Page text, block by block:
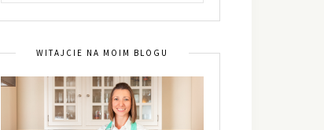
WITAJCIE NA MOIM BLOGU